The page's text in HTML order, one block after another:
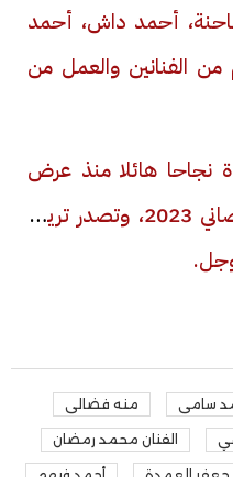
أحمد داش، أحمد
الفنانين والعمل من
هائلا منذ عرض
أولى حلقاته في الموسم الرمضاني 2023، وتصدر تريند
.
سامى منه فضالى
الفنان محمد رمضان